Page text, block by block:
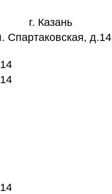
г. Казань
Спартаковская, д.14